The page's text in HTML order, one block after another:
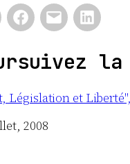
Législation et
2008